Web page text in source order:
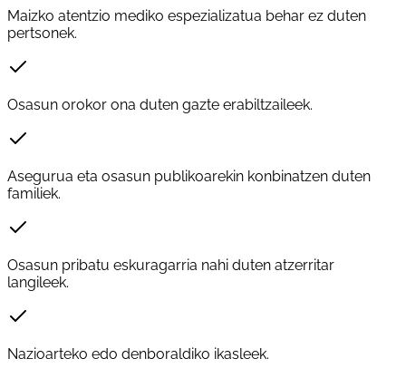
Maizko atentzio mediko espezializatua behar ez duten
pertsonek.
Osasun orokor ona duten gazte erabiltzaileek.
Asegurua eta osasun publikoarekin konbinatzen duten
familiek.
Osasun pribatu eskuragarria nahi duten atzerritar
langileek.
Nazioarteko edo denboraldiko ikasleek.